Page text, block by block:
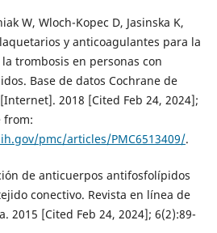
W, Wloch-Kopec D, Jasinska K,
y anticoagulantes para la
trombosis en personas con
Base de datos Cochrane de
2018 [Cited Feb 24, 2024];
from:
pmc/articles/PMC6513409/.
de anticuerpos antifosfolípidos
conectivo. Revista en línea de
2015 [Cited Feb 24, 2024]; 6(2):89-